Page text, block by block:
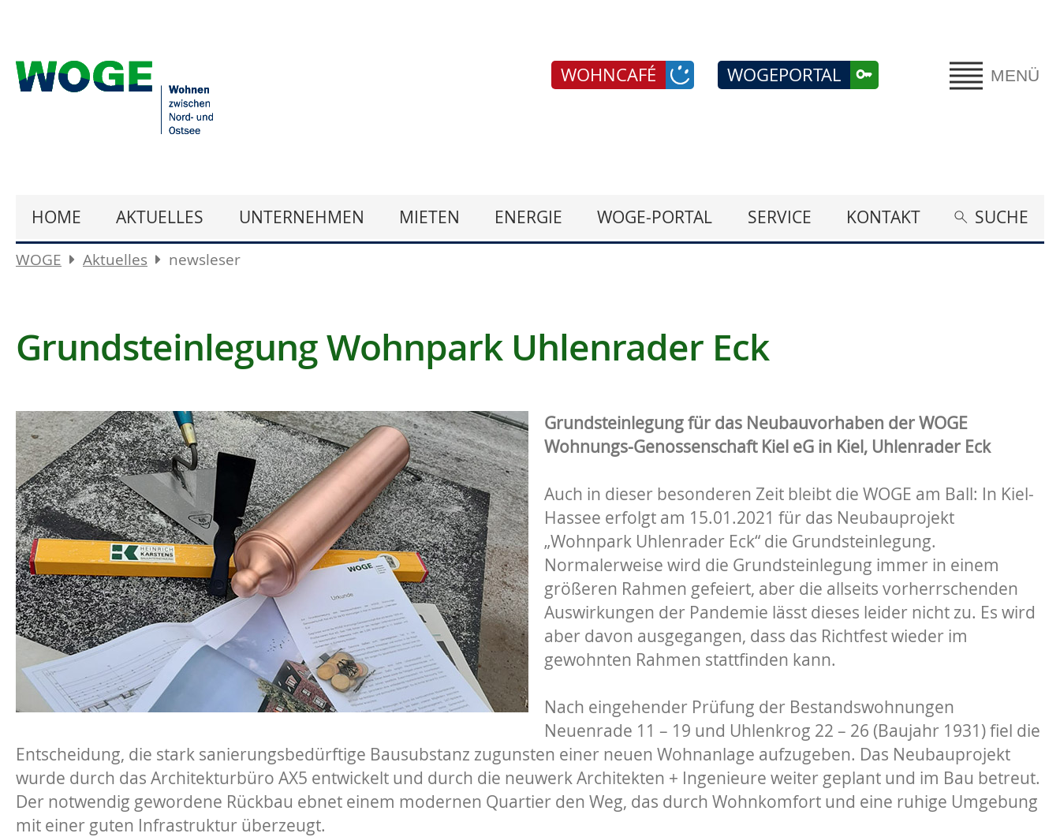
MENÜ
WOGEPORTAL
WOHNCAFÉ
HOME AKTUELLES UNTERNEHMEN MIETEN ENERGIE WOGE-PORTAL SERVICE KONTAKT SUCHE
WOGE Aktuelles newsleser
Grundsteinlegung Wohnpark Uhlenrader Eck
Grundsteinlegung für das Neubauvorhaben der WOGE
Wohnungs-Genossenschaft Kiel eG in Kiel, Uhlenrader Eck
Auch in dieser besonderen Zeit bleibt die WOGE am Ball: In Kiel-
Hassee erfolgt am 15.01.2021 für das Neubauprojekt
„Wohnpark Uhlenrader Eck“ die Grundsteinlegung.
Normalerweise wird die Grundsteinlegung immer in einem
größeren Rahmen gefeiert, aber die allseits vorherrschenden
Auswirkungen der Pandemie lässt dieses leider nicht zu. Es wird
aber davon ausgegangen, dass das Richtfest wieder im
gewohnten Rahmen stattfinden kann.
Nach eingehender Prüfung der Bestandswohnungen
Neuenrade 11 – 19 und Uhlenkrog 22 – 26 (Baujahr 1931) fiel die
Entscheidung, die stark sanierungsbedürftige Bausubstanz zugunsten einer neuen Wohnanlage aufzugeben. Das Neubauprojekt
wurde durch das Architekturbüro AX5 entwickelt und durch die neuwerk Architekten + Ingenieure weiter geplant und im Bau betreut.
Der notwendig gewordene Rückbau ebnet einem modernen Quartier den Weg, das durch Wohnkomfort und eine ruhige Umgebung
mit einer guten Infrastruktur überzeugt.